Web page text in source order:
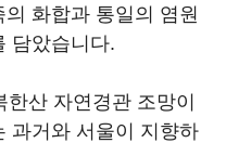
화합과 통일의 염원
담았습니다.
산 자연경관 조망이
과거와 서울이 지향하